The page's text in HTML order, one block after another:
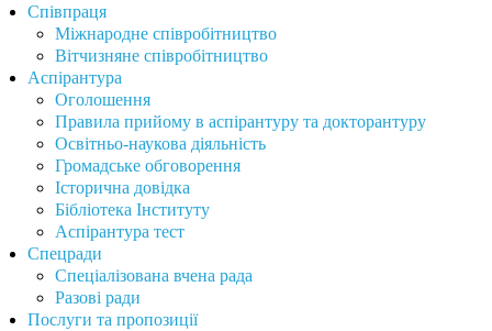
Співпраця
Міжнародне співробітництво
Вітчизняне співробітництво
Аспірантура
Оголошення
Правила прийому в аспірантуру та докторантуру
Освітньо-наукова діяльність
Громадське обговорення
Історична довідка
Бібліотека Інституту
Аспірантура тест
Спецради
Спеціалізована вчена рада
Разові ради
Послуги та пропозиції